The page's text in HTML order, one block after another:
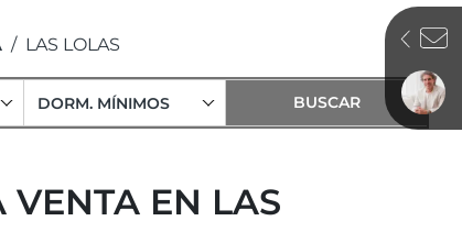
LAS LOLAS
DORM. MÍNIMOS
VENTA EN LAS